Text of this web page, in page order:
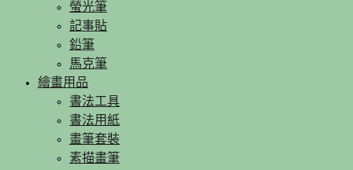
螢光筆
記事貼
鉛筆
馬克筆
繪畫用品
書法工具
書法用紙
畫筆套裝
素描畫筆